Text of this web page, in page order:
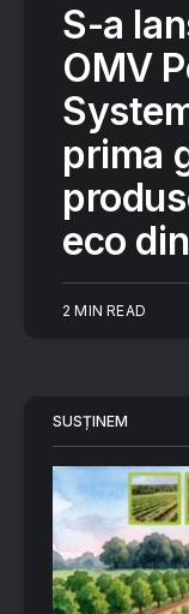
S-a
OMV
prima
eco
2 MIN READ
SUSȚINEM